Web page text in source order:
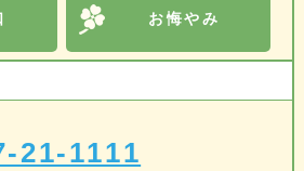
お悔やみ
21-1111